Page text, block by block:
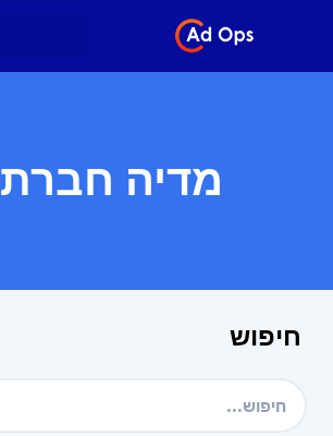
מדיה
חיפוש